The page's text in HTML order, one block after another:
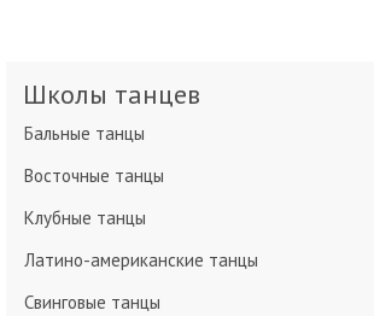
Школы танцев
Бальные танцы
Восточные танцы
Клубные танцы
Латино-американские танцы
Свинговые танцы